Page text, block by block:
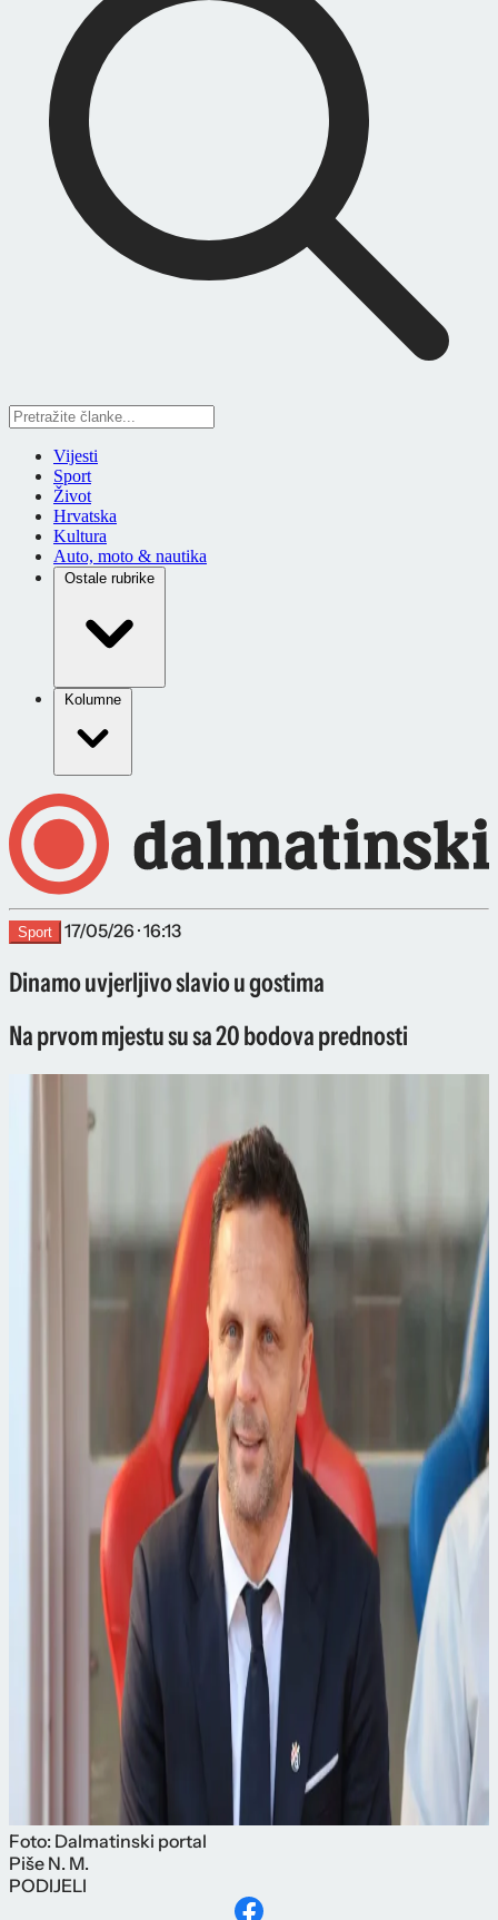
Vijesti
Sport
Život
Hrvatska
Kultura
Auto, moto & nautika
Ostale rubrike
Kolumne
Sport 17/05/26 · 16:13
Dinamo uvjerljivo slavio u gostima
Na prvom mjestu su sa 20 bodova prednosti
Foto: Dalmatinski portal
Piše N. M.
PODIJELI